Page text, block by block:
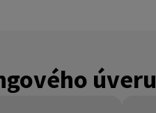
úveru